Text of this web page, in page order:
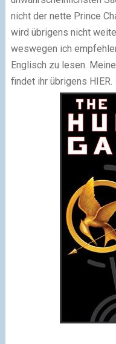
nicht der nette Prince
wird übrigens nicht
weswegen ich
Englisch zu lesen.
findet ihr übrigens HIER.